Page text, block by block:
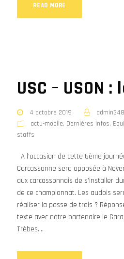
READ MORE
USC – USON
4 octobre 2019
actu-mobile, Dernières infos,
staffs
A l’occasion de cette 6ème
Carcassonne sera opposée à
aux carcassonnais de s’installer
de ce championnat. Les audois
réaliser la passe de trois ?
texte avec notre partenaire le
Trèbes....